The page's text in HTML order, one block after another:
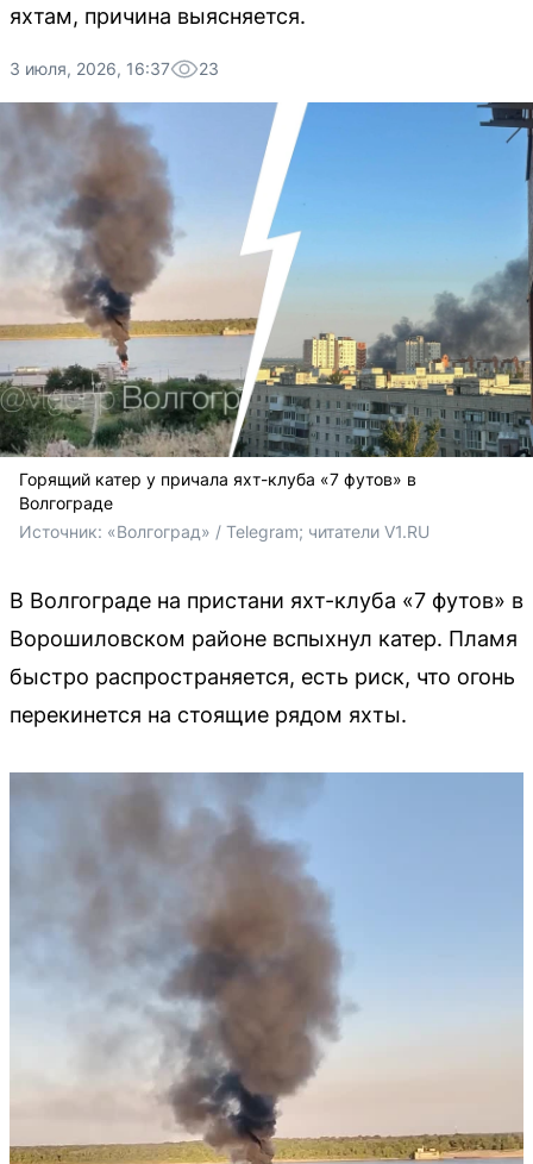
яхтам, причина выясняется.
3 июля, 2026, 16:37 23
Горящий катер у причала яхт-клуба «7 футов» в
Волгограде
Источник: «Волгоград» / Telegram; читатели V1.RU
В Волгограде на пристани яхт-клуба «7 футов» в
Ворошиловском районе вспыхнул катер. Пламя
быстро распространяется, есть риск, что огонь
перекинется на стоящие рядом яхты.